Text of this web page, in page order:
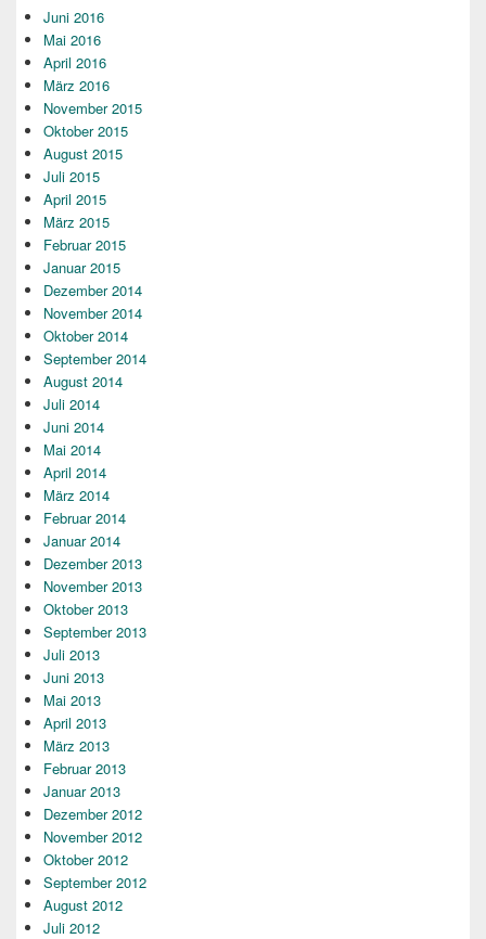
Juni 2016
Mai 2016
April 2016
März 2016
November 2015
Oktober 2015
August 2015
Juli 2015
April 2015
März 2015
Februar 2015
Januar 2015
Dezember 2014
November 2014
Oktober 2014
September 2014
August 2014
Juli 2014
Juni 2014
Mai 2014
April 2014
März 2014
Februar 2014
Januar 2014
Dezember 2013
November 2013
Oktober 2013
September 2013
Juli 2013
Juni 2013
Mai 2013
April 2013
März 2013
Februar 2013
Januar 2013
Dezember 2012
November 2012
Oktober 2012
September 2012
August 2012
Juli 2012